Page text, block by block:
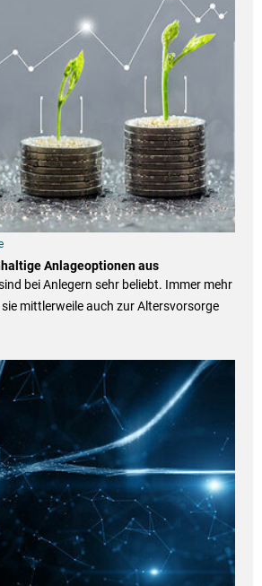
Anlageoptionen aus
bei Anlegern sehr beliebt. Immer mehr
mittlerweile auch zur Altersvorsorge